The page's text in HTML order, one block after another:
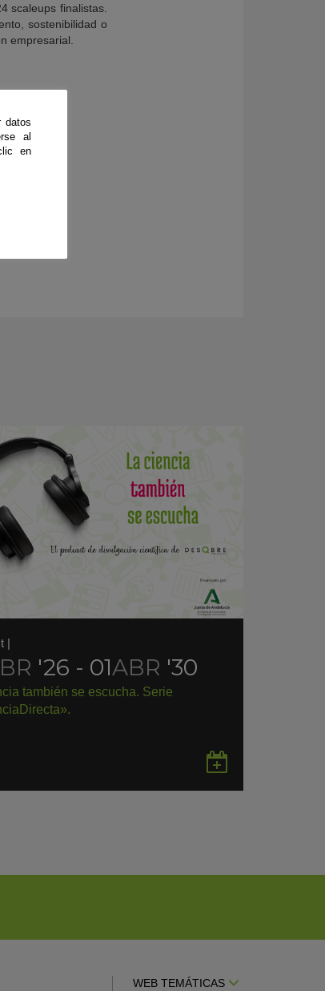
scaleups finalistas.
sostenibilidad o
empresarial.
|
'26 - 01ABR '30
también se escucha. Serie
en
WEB TEMÁTICAS
datos
al
en